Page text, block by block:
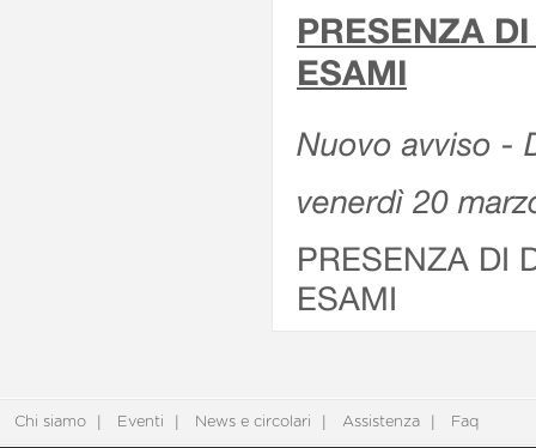
PRESENZA
ESAMI
Nuovo avviso -
venerdì 20
PRESENZA DI
ESAMI
Chi siamo Eventi News e circolari Assistenza Faq